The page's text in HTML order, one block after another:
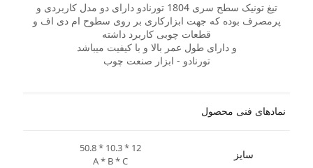
تیغ تونیک سطح سری 1804 تورنادو دارای دو مدل کاربردی و
پرمصرف بوده که جهت ابزارکاری بر روی سطوح ام دی اف و
قطعات چوبی کاربرد داشته
و دارای طول عمر بالا و با کیفیت میباشد
تورنادو - ابزار صنعت چوب
نمادهای فنی محصول
سایز
50.8 * 10.3 * 12
A * B * C